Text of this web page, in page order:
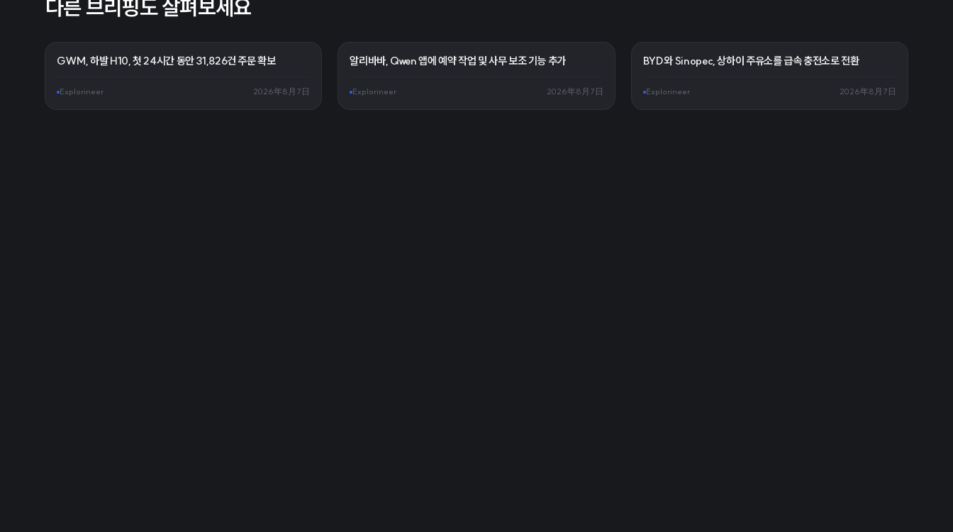
다른 브리핑도 살펴보세요
GWM, 하발 H10, 첫 24시간 동안 31,826건 주문 확보
Explorineer 2026年8月7日
알리바바, Qwen 앱에 예약 작업 및 사무 보조 기능 추가
Explorineer 2026年8月7日
BYD와 Sinopec, 상하이 주유소를 급속 충전소로 전환
Explorineer 2026年8月7日